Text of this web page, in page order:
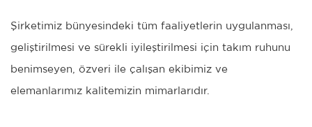
Şirketimiz bünyesindeki tüm faaliyetlerin uygulanması,
geliştirilmesi ve sürekli iyileştirilmesi için takım ruhunu
benimseyen, özveri ile çalışan ekibimiz ve
elemanlarımız kalitemizin mimarlarıdır.